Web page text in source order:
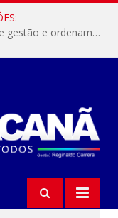
Resex Maracanã avança no processo de gestão e ordenamento do turismo em nossas áreas protegidas.